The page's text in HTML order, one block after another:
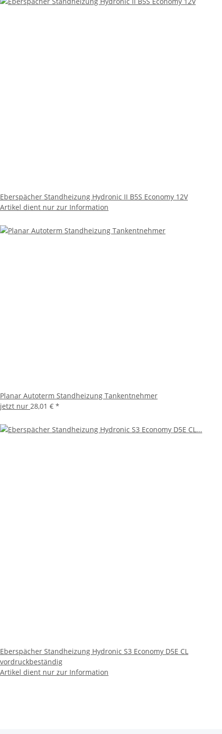
Eberspächer Standheizung Hydronic II B5S Economy 12V
Artikel dient nur zur Information
Planar Autoterm Standheizung Tankentnehmer
jetzt nur 28,01 € *
Eberspächer Standheizung Hydronic S3 Economy D5E CL
vordruckbeständig
Artikel dient nur zur Information